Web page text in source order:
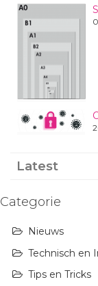
Latest
Categorie
Nieuws
Technisch en
Tips en Tricks